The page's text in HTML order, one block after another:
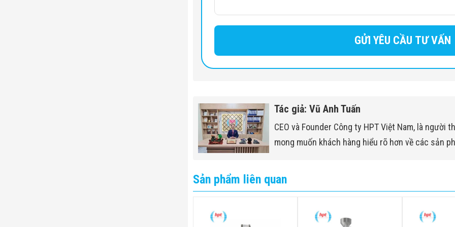
Công suất động cơ chính
1.1 kW / 220V
0.2 kW / 220V
Tổng công suất
1.3 kW
Vật liệu kẹp / chuck
Tác giả: Vũ Anh Tuấn
CEO và Founder Công ty HPT Việt Nam, là
mong muốn khách hàng hiểu rõ hơn về các sản
Sản phẩm liên quan